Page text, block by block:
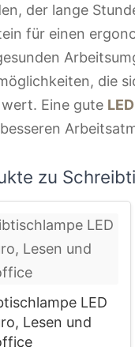
der lange
für einen
die
Eine gute
zu
LED
Lesen und